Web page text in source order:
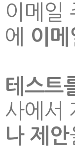
이메일
에 이
테스트
사에서
나 제안